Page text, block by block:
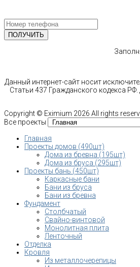
Данный интернет-сайт носит
Статьи 437 Гражданского кодекса
Copyright © Eximium 2026 All rights
Все проекты
Главная
Проекты домов (490шт)
Дома из бревна (195шт)
Дома из бруса (295шт)
Проекты бань (450шт)
Каркасные бани
Бани из бруса
Бани из бревна
Фундамент
Столбчатый
Свайно-винтовой
Монолитная плита
Ленточный
Отделка
Кровля
Из металлочерепицы